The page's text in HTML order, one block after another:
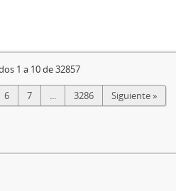
1 a 10 de 32857
6 7 ... 3286 Siguiente »